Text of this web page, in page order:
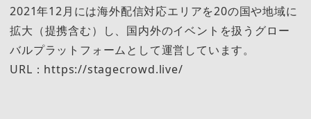
2021年12月には海外配信対応エリアを20の国や地域に
拡大（提携含む）し、国内外のイベントを扱うグロー
バルプラットフォームとして運営しています。
URL：https://stagecrowd.live/